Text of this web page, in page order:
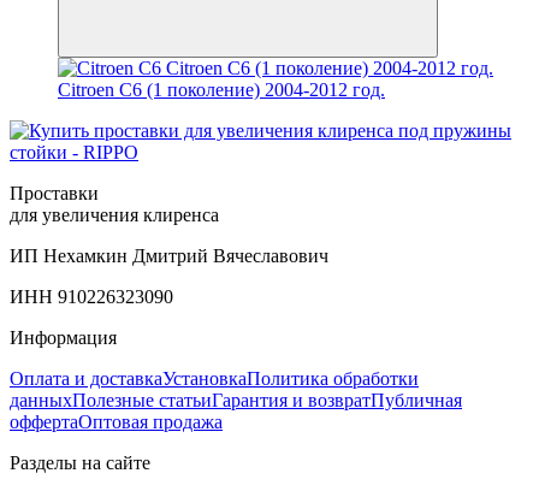
Citroen C6 (1 поколение) 2004-2012 год.
Проставки
для увеличения клиренса
ИП Нехамкин Дмитрий Вячеславович
ИНН 910226323090
Информация
Оплата и доставкаУстановкаПолитика обработки
данныхПолезные статьиГарантия и возвратПубличная
оффертаОптовая продажа
Разделы на сайте